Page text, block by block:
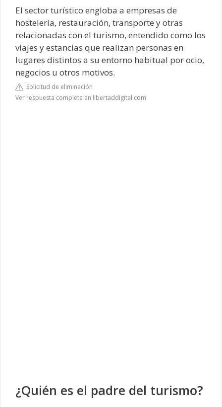
El sector turístico engloba a empresas de
hostelería, restauración, transporte y otras
relacionadas con el turismo, entendido como los
viajes y estancias que realizan personas en
lugares distintos a su entorno habitual por ocio,
negocios u otros motivos.
Solicitud de eliminación
Ver respuesta completa en libertaddigital.com
¿Quién es el padre del turismo?